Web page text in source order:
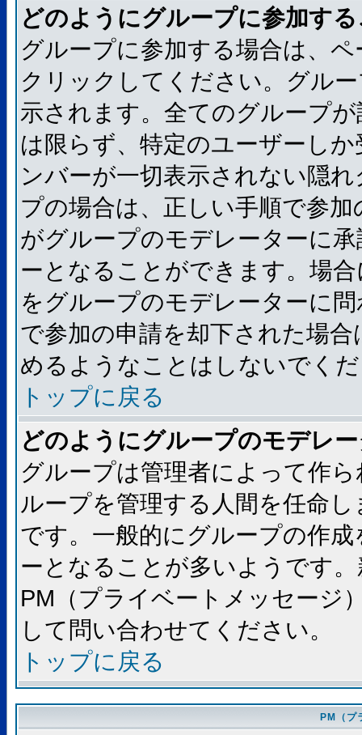
どのようにグループに参加す
グループに参加する場合は、
クリックしてください。グル
示されます。全てのグループ
は限らず、特定のユーザーし
ンバーが一切表示されない隠
プの場合は、正しい手順で参
がグループのモデレーターに
ーとなることができます。場
をグループのモデレーターに
で参加の申請を却下された場
めるようなことはしないでく
トップに戻る
どのようにグループのモデレ
グループは管理者によって作
ループを管理する人間を任命
です。一般的にグループの作
ーとなることが多いようです
PM（プライベートメッセージ
して問い合わせてください。
トップに戻る
PM（プ